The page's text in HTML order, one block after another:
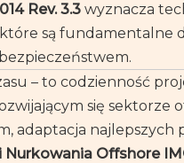
Rev. 3.3wyznacza
są fundamentalne
– to codzienność
się sektorze
adaptacja najlepszych
Offshore